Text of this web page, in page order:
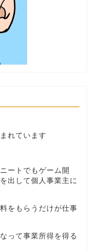
れています
ートでもゲーム開
出して個人事業主に
をもらうだけが仕事
って事業所得を得る